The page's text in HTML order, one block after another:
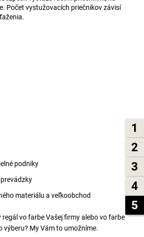
1
2
3
4
5
Počet vystužovacích priečnikov závisí
podniky
materiálu a veľkoobchod
regál vo farbe Vašej firmy alebo vo farbe
výberu? My Vám to umožníme.